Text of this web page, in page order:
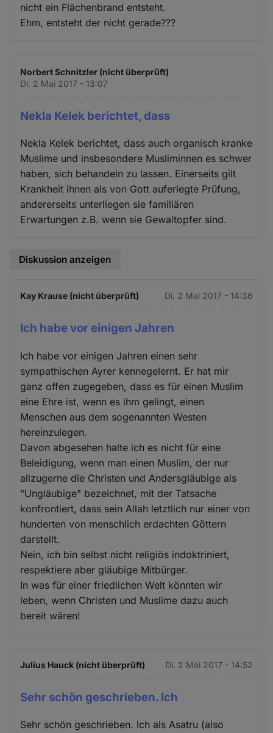
nicht ein Flächenbrand entsteht.
Ehm, entsteht der nicht gerade???
Norbert Schnitzler (nicht überprüft)
Di. 2 Mai 2017 - 13:07
Nekla Kelek berichtet, dass
Nekla Kelek berichtet, dass auch organisch kranke
Muslime und insbesondere Musliminnen es schwer
haben, sich behandeln zu lassen. Einerseits gilt
Krankheit ihnen als von Gott auferlegte Prüfung,
andererseits unterliegen sie familiären
Erwartungen z.B. wenn sie Gewaltopfer sind.
Diskussion anzeigen
Kay Krause (nicht überprüft) Di. 2 Mai 2017 - 14:36
Ich habe vor einigen Jahren
Ich habe vor einigen Jahren einen sehr
sympathischen Ayrer kennegelernt. Er hat mir
ganz offen zugegeben, dass es für einen Muslim
eine Ehre ist, wenn es ihm gelingt, einen
Menschen aus dem sogenannten Westen
hereinzulegen.
Davon abgesehen halte ich es nicht für eine
Beleidigung, wenn man einen Muslim, der nur
allzugerne die Christen und Andersgläubige als
"Ungläubige" bezeichnet, mit der Tatsache
konfrontiert, dass sein Allah letztlich nur einer von
hunderten von menschlich erdachten Göttern
darstellt.
Nein, ich bin selbst nicht religiös indoktriniert,
respektiere aber gläubige Mitbürger.
In was für einer friedlichen Welt könnten wir
leben, wenn Christen und Muslime dazu auch
bereit wären!
Julius Hauck (nicht überprüft) Di. 2 Mai 2017 - 14:52
Sehr schön geschrieben. Ich
Sehr schön geschrieben. Ich als Asatru (also